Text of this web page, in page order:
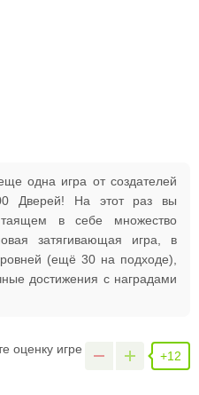
одна игра от создателей
Дверей! На этот раз вы
таящем в себе множество
затягивающая игра, в
(ещё 30 на подходе),
достижения с наградами
оценку игре +12